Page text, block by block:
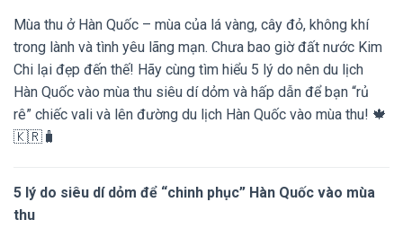
Mùa thu ở Hàn Quốc – mùa của lá vàng, cây đỏ, không khí
trong lành và tình yêu lãng mạn. Chưa bao giờ đất nước Kim
Chi lại đẹp đến thế! Hãy cùng tìm hiểu 5 lý do nên du lịch
Hàn Quốc vào mùa thu siêu dí dỏm và hấp dẫn để bạn “rủ
rê” chiếc vali và lên đường du lịch Hàn Quốc vào mùa thu! 🍁
🇰🇷🧳
5 lý do siêu dí dỏm để “chinh phục” Hàn Quốc vào mùa
thu